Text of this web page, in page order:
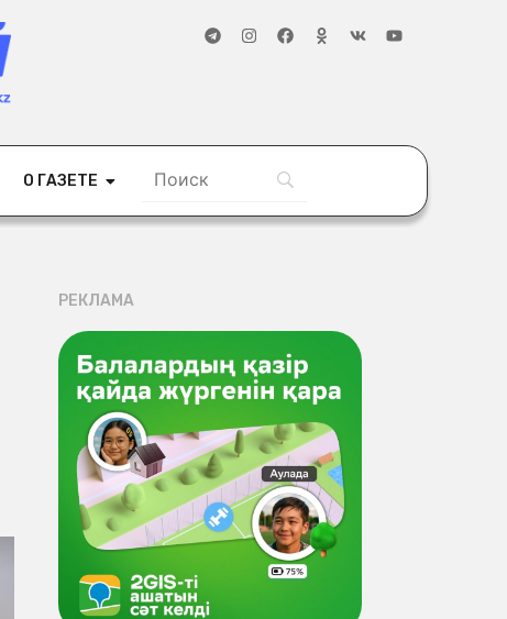
О ГАЗЕТЕ
РЕКЛАМА